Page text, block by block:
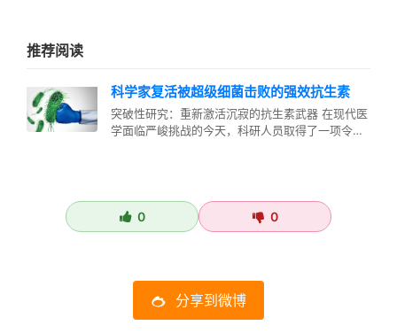
推荐阅读
科学家复活被超级细菌击败的强效抗生素
突破性研究：重新激活沉寂的抗生素武器 在现代医
学面临严峻挑战的今天，科研人员取得了一项令人
0 0
分享到微博